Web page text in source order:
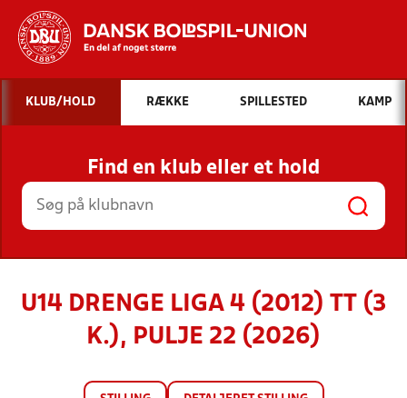
Hvad vil du søge efter?
INDHOLD OG NYHEDER
STILLINGER, RESULTATER, KLUBBER OG
HOLD
KLUB/HOLD RÆKKE SPILLESTED KAMP
Find en klub eller et hold
U14 DRENGE LIGA 4 (2012) TT (3
K.), PULJE 22 (2026)